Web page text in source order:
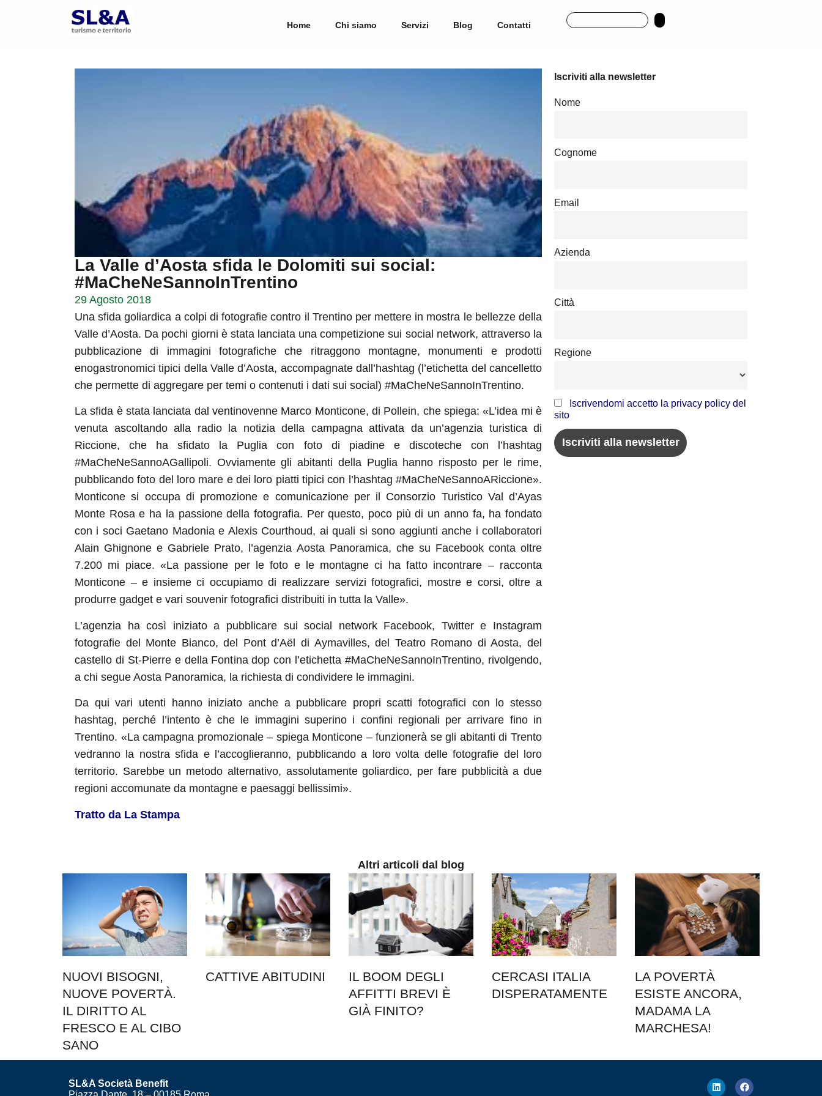
Home Chi siamo Servizi Blog Contatti
La Valle d’Aosta sfida le Dolomiti sui social:
#MaCheNeSannoInTrentino
29 Agosto 2018
Una sfida goliardica a colpi di fotografie contro il Trentino per mettere in mostra le bellezze della
Valle d’Aosta. Da pochi giorni è stata lanciata una competizione sui social network, attraverso la
pubblicazione di immagini fotografiche che ritraggono montagne, monumenti e prodotti
enogastronomici tipici della Valle d’Aosta, accompagnate dall’hashtag (l’etichetta del cancelletto
che permette di aggregare per temi o contenuti i dati sui social) #MaCheNeSannoInTrentino.
La sfida è stata lanciata dal ventinovenne Marco Monticone, di Pollein, che spiega: «L’idea mi è
venuta ascoltando alla radio la notizia della campagna attivata da un’agenzia turistica di
Riccione, che ha sfidato la Puglia con foto di piadine e discoteche con l’hashtag
#MaCheNeSannoAGallipoli. Ovviamente gli abitanti della Puglia hanno risposto per le rime,
pubblicando foto del loro mare e dei loro piatti tipici con l’hashtag #MaCheNeSannoARiccione».
Monticone si occupa di promozione e comunicazione per il Consorzio Turistico Val d’Ayas
Monte Rosa e ha la passione della fotografia. Per questo, poco più di un anno fa, ha fondato
con i soci Gaetano Madonia e Alexis Courthoud, ai quali si sono aggiunti anche i collaboratori
Alain Ghignone e Gabriele Prato, l’agenzia Aosta Panoramica, che su Facebook conta oltre
7.200 mi piace. «La passione per le foto e le montagne ci ha fatto incontrare – racconta
Monticone – e insieme ci occupiamo di realizzare servizi fotografici, mostre e corsi, oltre a
produrre gadget e vari souvenir fotografici distribuiti in tutta la Valle».
L’agenzia ha così iniziato a pubblicare sui social network Facebook, Twitter e Instagram
fotografie del Monte Bianco, del Pont d’Aël di Aymavilles, del Teatro Romano di Aosta, del
castello di St-Pierre e della Fontina dop con l’etichetta #MaCheNeSannoInTrentino, rivolgendo,
a chi segue Aosta Panoramica, la richiesta di condividere le immagini.
Da qui vari utenti hanno iniziato anche a pubblicare propri scatti fotografici con lo stesso
hashtag, perché l’intento è che le immagini superino i confini regionali per arrivare fino in
Trentino. «La campagna promozionale – spiega Monticone – funzionerà se gli abitanti di Trento
vedranno la nostra sfida e l’accoglieranno, pubblicando a loro volta delle fotografie del loro
territorio. Sarebbe un metodo alternativo, assolutamente goliardico, per fare pubblicità a due
regioni accomunate da montagne e paesaggi bellissimi».
Tratto da La Stampa
Iscriviti alla newsletter
Nome
Cognome
Email
Azienda
Città
Regione
Iscrivendomi accetto la privacy policy del
sito
Altri articoli dal blog
NUOVI BISOGNI,
NUOVE POVERTÀ.
IL DIRITTO AL
FRESCO E AL CIBO
SANO
CATTIVE ABITUDINI
IL BOOM DEGLI
AFFITTI BREVI È
GIÀ FINITO?
CERCASI ITALIA
DISPERATAMENTE
LA POVERTÀ
ESISTE ANCORA,
MADAMA LA
MARCHESA!
SL&A Società Benefit